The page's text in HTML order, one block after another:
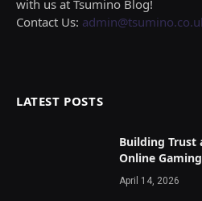
with us at Tsumino Blog!
Contact Us:
LATEST POSTS
Building Trust
Online
April 14, 2026